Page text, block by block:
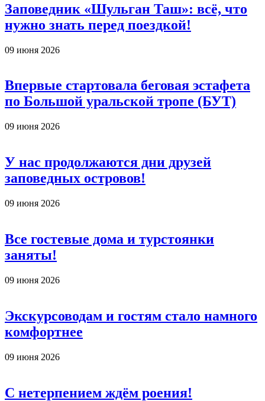
Заповедник «Шульган Таш»: всё, что
нужно знать перед поездкой!
09 июня 2026
Впервые стартовала беговая эстафета
по Большой уральской тропе (БУТ)
09 июня 2026
У нас продолжаются дни друзей
заповедных островов!
09 июня 2026
Все гостевые дома и турстоянки
заняты!
09 июня 2026
Экскурсоводам и гостям стало намного
комфортнее
09 июня 2026
С нетерпением ждём роения!